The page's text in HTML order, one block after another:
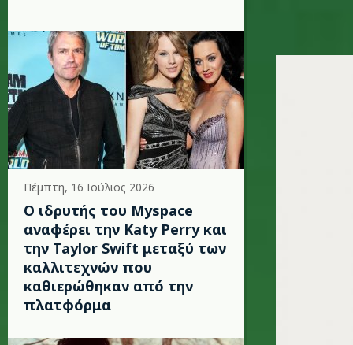
Πέμπτη, 16 Ιούλιος 2026
Ο ιδρυτής του Myspace
αναφέρει την Katy Perry και
την Taylor Swift μεταξύ των
καλλιτεχνών που
καθιερώθηκαν από την
πλατφόρμα
kylie-